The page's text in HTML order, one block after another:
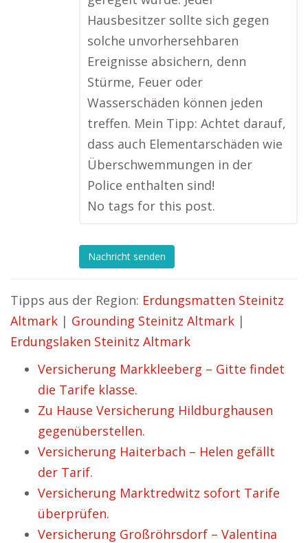
Hausbesitzer sollte sich gegen
solche unvorhersehbaren
Ereignisse absichern, denn
Stürme, Feuer oder
Wasserschäden können jeden
treffen. Mein Tipp: Achtet darauf,
dass auch Elementarschäden wie
Überschwemmungen in der
Police enthalten sind!
No tags for this post.
Nachricht senden
Tipps aus der Region: Erdungsmatten Steinitz
Altmark | Grounding Steinitz Altmark |
Erdungslaken Steinitz Altmark
Versicherung Markkleeberg – Gitte findet
die Tarife klasse.
Zu Hause Versicherung Hildburghausen
gegenüberstellen.
Versicherung Haiterbach – Helen gefällt
der Tarif.
Versicherung Marktredwitz sofort Tarife
überprüfen.
Versicherung Großröhrsdorf – Valentina